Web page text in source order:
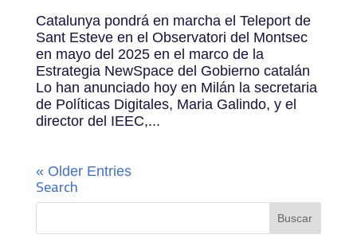
Catalunya pondrá en marcha el Teleport de
Sant Esteve en el Observatori del Montsec
en mayo del 2025 en el marco de la
Estrategia NewSpace del Gobierno catalán
Lo han anunciado hoy en Milán la secretaria
de Políticas Digitales, Maria Galindo, y el
director del IEEC,...
« Older Entries
Search